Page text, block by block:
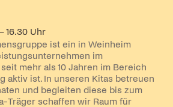
16.30 Uhr
ist ein in Weinheim
im
mehr als 10 Jahren im Bereich
aktiv ist. In unseren Kitas betreuen
und begleiten diese bis zum
Träger schaffen wir Raum für